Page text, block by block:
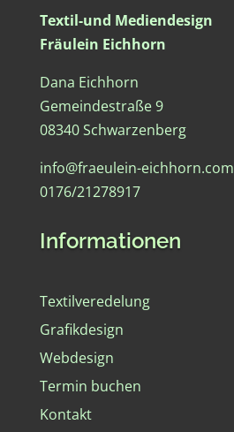
Textil-und Mediendesign
Fräulein Eichhorn
Dana Eichhorn
Gemeindestraße 9
08340 Schwarzenberg
info@fraeulein-eichhorn.com
0176/21278917
Informationen
Textilveredelung
Grafikdesign
Webdesign
Termin buchen
Kontakt